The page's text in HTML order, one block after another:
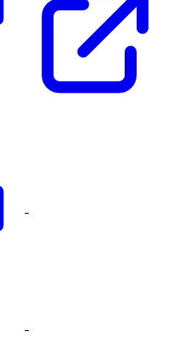
-
-